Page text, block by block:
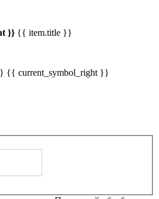
}} {{ item.title }}
{{ current_symbol_right }}